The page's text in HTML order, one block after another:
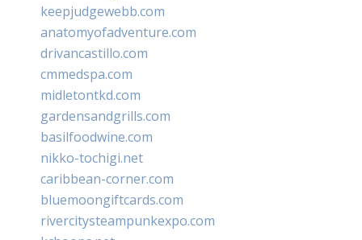
keepjudgewebb.com
anatomyofadventure.com
drivancastillo.com
cmmedspa.com
midletontkd.com
gardensandgrills.com
basilfoodwine.com
nikko-tochigi.net
caribbean-corner.com
bluemoongiftcards.com
rivercitysteampunkexpo.com